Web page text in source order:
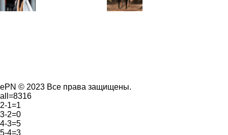
ePN © 2023 Все права защищены.
all=8316
2-1=1
3-2=0
4-3=5
5-4=3